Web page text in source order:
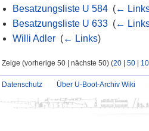
Besatzungsliste U 584‎ (←
Besatzungsliste U 633‎ (←
Willi Adler‎ (← Links)
Zeige (vorherige 50 | nächste 50) (20 |50
Datenschutz Über U-Boot-Archiv Wiki